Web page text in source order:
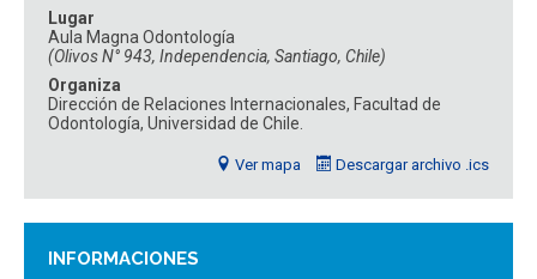
ESTUDIANTES ACADÉMICOS
FUNCIONARIOS EGRESADOS
INFORMACIONES
Lugar
Aula Magna Odontología
(Olivos N° 943, Independencia, Santiago, Chile)
Organiza
Dirección de Relaciones Internacionales, Facultad de
Odontología, Universidad de Chile.
Ver mapa Descargar archivo .ics